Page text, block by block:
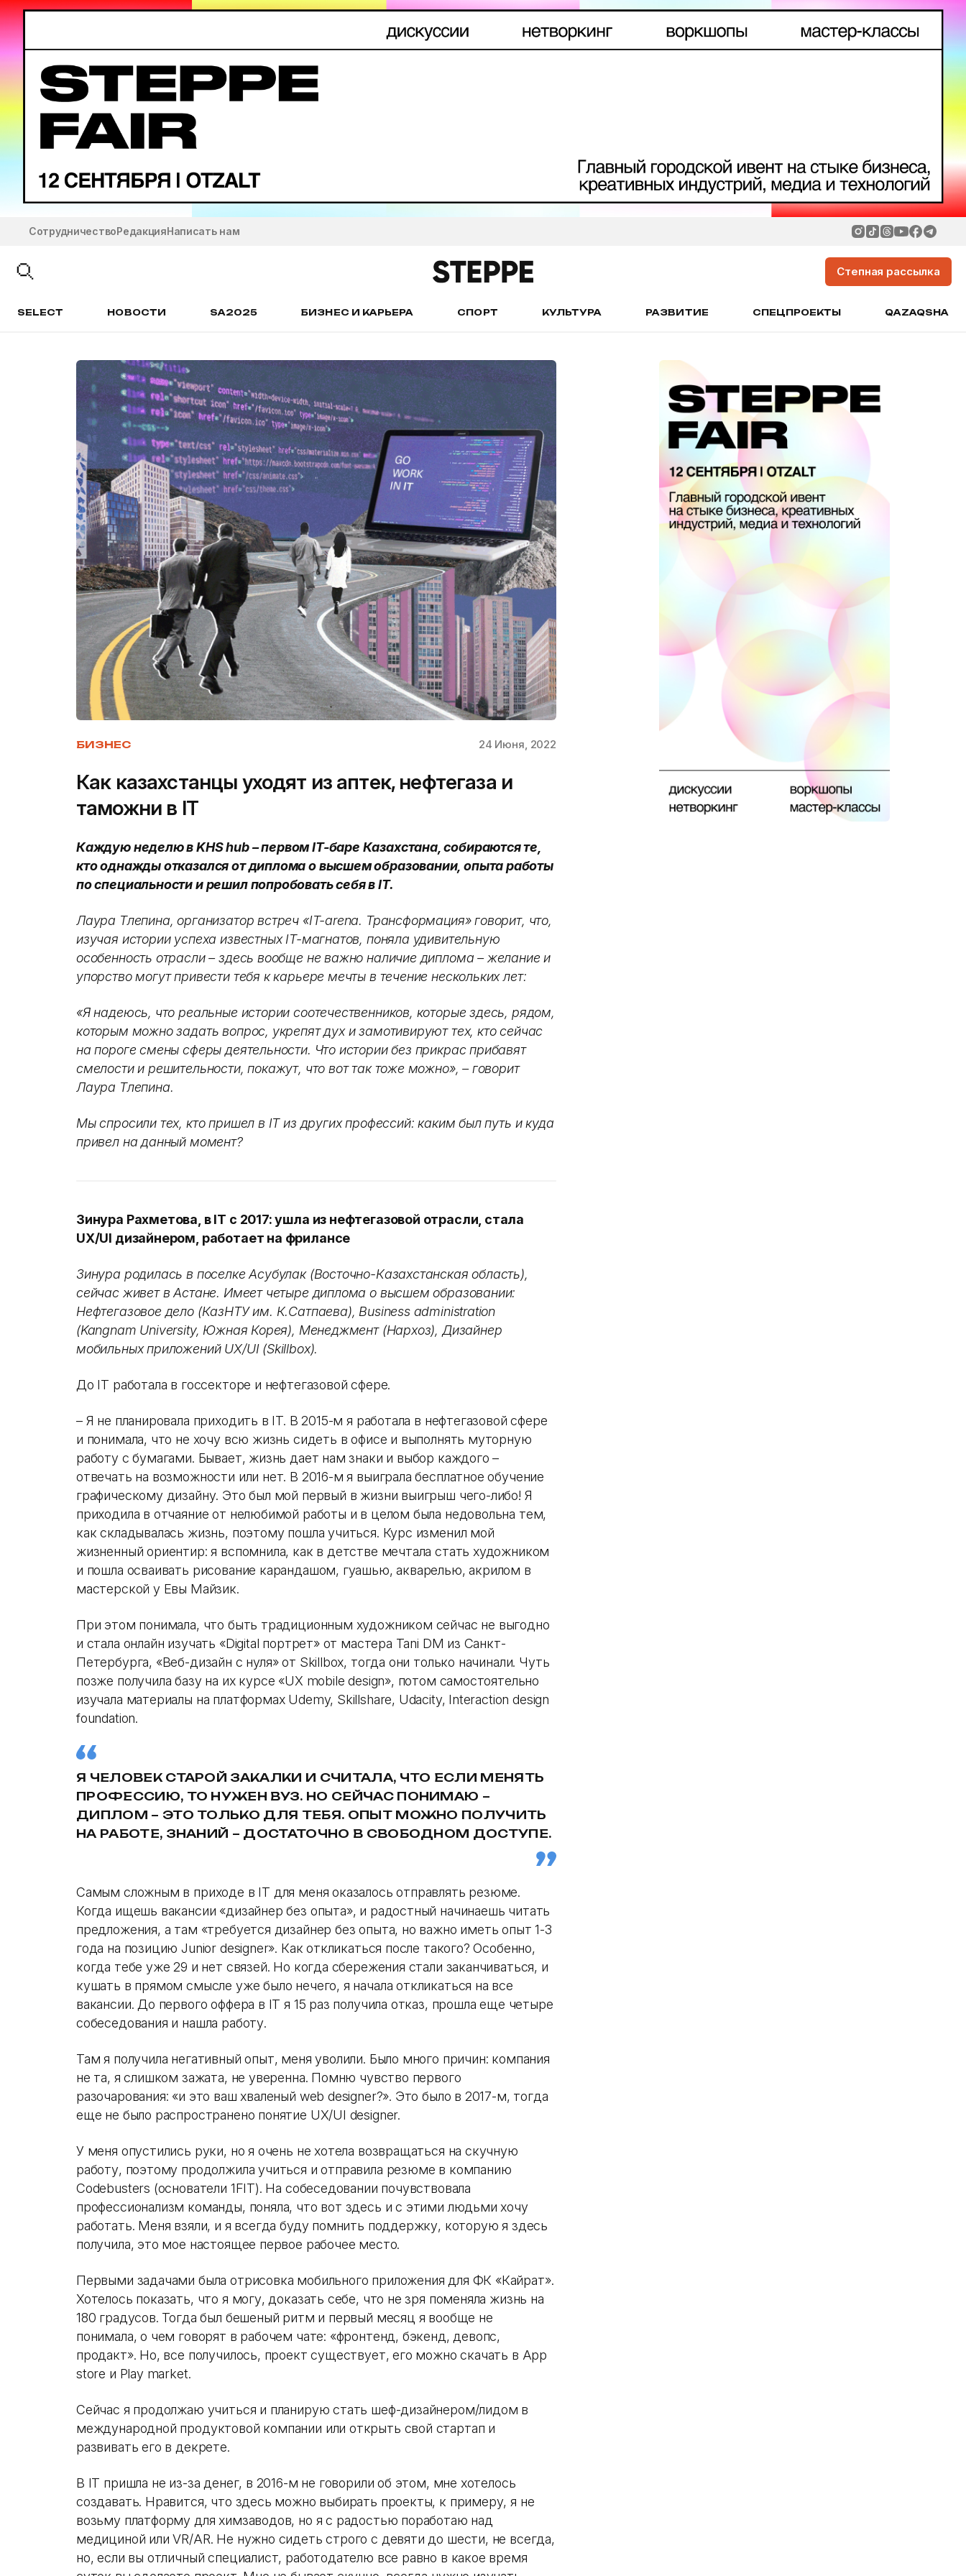
СотрудничествоРедакцияНаписать нам
Степная рассылка
SELECT НОВОСТИ SA2025 БИЗНЕС И КАРЬЕРА СПОРТ КУЛЬТУРА РАЗВИТИЕ СПЕЦПРОЕКТЫ QAZAQSHA
БИЗНЕС 24 Июня, 2022
Как казахстанцы уходят из аптек, нефтегаза и
таможни в IT
Каждую неделю в KHS hub – первом IT-баре Казахстана, собираются те,
кто однажды отказался от диплома о высшем образовании, опыта работы
по специальности и решил попробовать себя в IT.
Лаура Тлепина, организатор встреч «IT-arena. Трансформация» говорит, что,
изучая истории успеха известных IT-магнатов, поняла удивительную
особенность отрасли – здесь вообще не важно наличие диплома – желание и
упорство могут привести тебя к карьере мечты в течение нескольких лет:
«Я надеюсь, что реальные истории соотечественников, которые здесь, рядом,
которым можно задать вопрос, укрепят дух и замотивируют тех, кто сейчас
на пороге смены сферы деятельности. Что истории без прикрас прибавят
смелости и решительности, покажут, что вот так тоже можно», – говорит
Лаура Тлепина.
Мы спросили тех, кто пришел в IT из других профессий: каким был путь и куда
привел на данный момент?
Зинура Рахметова, в IT с 2017: ушла из нефтегазовой отрасли, стала
UX/UI дизайнером, работает на фрилансе
Зинура родилась в поселке Асубулак (Восточно-Казахстанская область),
сейчас живет в Астане. Имеет четыре диплома о высшем образовании:
Нефтегазовое дело (КазНТУ им. К.Сатпаева), Business administration
(Kangnam University, Южная Корея), Менеджмент (Нархоз), Дизайнер
мобильных приложений UX/UI (Skillbox).
До IT работала в госсекторе и нефтегазовой сфере.
– Я не планировала приходить в IT. В 2015-м я работала в нефтегазовой сфере
и понимала, что не хочу всю жизнь сидеть в офисе и выполнять муторную
работу с бумагами. Бывает, жизнь дает нам знаки и выбор каждого –
отвечать на возможности или нет. В 2016-м я выиграла бесплатное обучение
графическому дизайну. Это был мой первый в жизни выигрыш чего-либо! Я
приходила в отчаяние от нелюбимой работы и в целом была недовольна тем,
как складывалась жизнь, поэтому пошла учиться. Курс изменил мой
жизненный ориентир: я вспомнила, как в детстве мечтала стать художником
и пошла осваивать рисование карандашом, гуашью, акварелью, акрилом в
мастерской у Евы Майзик.
При этом понимала, что быть традиционным художником сейчас не выгодно
и стала онлайн изучать «Digital портрет» от мастера Tani DM из Санкт-
Петербурга, «Веб-дизайн с нуля» от Skillbox, тогда они только начинали. Чуть
позже получила базу на их курсе «UX mobile design», потом самостоятельно
изучала материалы на платформах Udemy, Skillshare, Udacity, Interaction design
foundation.
Я ЧЕЛОВЕК СТАРОЙ ЗАКАЛКИ И СЧИТАЛА, ЧТО ЕСЛИ МЕНЯТЬ
ПРОФЕССИЮ, ТО НУЖЕН ВУЗ. НО СЕЙЧАС ПОНИМАЮ –
ДИПЛОМ – ЭТО ТОЛЬКО ДЛЯ ТЕБЯ. ОПЫТ МОЖНО ПОЛУЧИТЬ
НА РАБОТЕ, ЗНАНИЙ – ДОСТАТОЧНО В СВОБОДНОМ ДОСТУПЕ.
Самым сложным в приходе в IT для меня оказалось отправлять резюме.
Когда ищешь вакансии «дизайнер без опыта», и радостный начинаешь читать
предложения, а там «требуется дизайнер без опыта, но важно иметь опыт 1-3
года на позицию Junior designer». Как откликаться после такого? Особенно,
когда тебе уже 29 и нет связей. Но когда сбережения стали заканчиваться, и
кушать в прямом смысле уже было нечего, я начала откликаться на все
вакансии. До первого оффера в IT я 15 раз получила отказ, прошла еще четыре
собеседования и нашла работу.
Там я получила негативный опыт, меня уволили. Было много причин: компания
не та, я слишком зажата, не уверенна. Помню чувство первого
разочарования: «и это ваш хваленый web designer?». Это было в 2017-м, тогда
еще не было распространено понятие UX/UI designer.
У меня опустились руки, но я очень не хотела возвращаться на скучную
работу, поэтому продолжила учиться и отправила резюме в компанию
Codebusters (основатели 1FIT). На собеседовании почувствовала
профессионализм команды, поняла, что вот здесь и с этими людьми хочу
работать. Меня взяли, и я всегда буду помнить поддержку, которую я здесь
получила, это мое настоящее первое рабочее место.
Первыми задачами была отрисовка мобильного приложения для ФК «Кайрат».
Хотелось показать, что я могу, доказать себе, что не зря поменяла жизнь на
180 градусов. Тогда был бешеный ритм и первый месяц я вообще не
понимала, о чем говорят в рабочем чате: «фронтенд, бэкенд, девопс,
продакт». Но, все получилось, проект существует, его можно скачать в App
store и Play market.
Сейчас я продолжаю учиться и планирую стать шеф-дизайнером/лидом в
международной продуктовой компании или открыть свой стартап и
развивать его в декрете.
В IT пришла не из-за денег, в 2016-м не говорили об этом, мне хотелось
создавать. Нравится, что здесь можно выбирать проекты, к примеру, я не
возьму платформу для химзаводов, но я с радостью поработаю над
медициной или VR/AR. Не нужно сидеть строго с девяти до шести, не всегда,
но, если вы отличный специалист, работодателю все равно в какое время